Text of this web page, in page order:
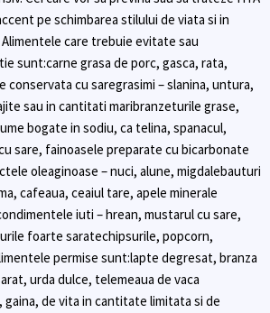
pe schimbarea stilului de viata si in
care trebuie evitate sau
sunt:carne grasa de porc, gasca, rata,
conservata cu saregrasimi – slanina, untura,
sau in cantitati maribranzeturile grase,
bogate in sodiu, ca telina, spanacul,
sare, fainoasele preparate cu bicarbonate
oleaginoase – nuci, alune, migdalebauturi
cafeaua, ceaiul tare, apele minerale
iuti – hrean, mustarul cu sare,
foarte saratechipsurile, popcorn,
permise sunt:lapte degresat, branza
urda dulce, telemeaua de vaca
gaina, de vita in cantitate limitata si de